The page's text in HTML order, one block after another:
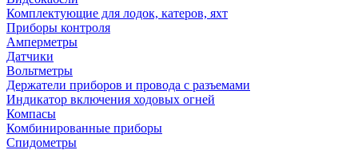
Комплектующие для лодок, катеров, яхт
Приборы контроля
Амперметры
Датчики
Вольтметры
Держатели приборов и провода с разъемами
Индикатор включения ходовых огней
Компасы
Комбинированные приборы
Спидометры